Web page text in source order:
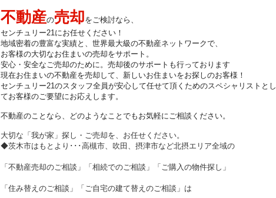
不動産の売却をご検討なら、
センチュリー21にお任せください！
地域密着の豊富な実績と、世界最大級の不動産ネットワークで、
お客様の大切なお住まいの売却をサポート。
安心・安全なご売却のために。売却後のサポートも行っております
現在お住まいの不動産を売却して、新しいお住まいをお探しのお客様！
センチュリー21のスタッフ全員が安心して任せて頂くためのスペシャリストとし
てお客様のご要望にお応えします。
不動産のことなら、どのようなことでもお気軽にご相談ください。
大切な「我が家」探し・ご売却を、お任せください。
◆茨木市はもとより･･･高槻市、吹田、摂津市など北摂エリア全域の
「不動産売却のご相談」「相続でのご相談」「ご購入の物件探し」
「住み替えのご相談」「ご自宅の建て替えのご相談」は